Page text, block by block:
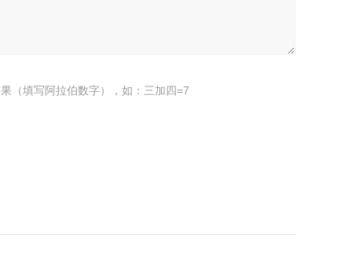
（填写阿拉伯数字），如：三加四=7